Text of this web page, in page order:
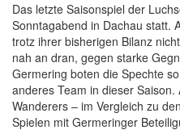
Das letzte Saisonspiel der
Sonntagabend in Dachau statt.
trotz ihrer bisherigen Bilanz
nah an dran, gegen starke
Germering boten die Spechte
anderes Team in dieser
Wanderers – im Vergleich zu
Spielen mit Germeringer